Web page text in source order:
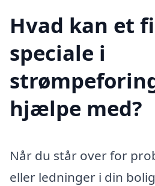
Hvad kan et
speciale i
hjælpe med?
Når du står over for
eller ledninger i din